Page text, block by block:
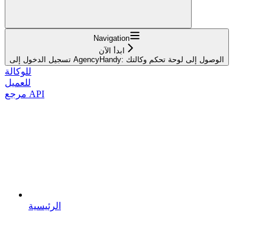
Navigation
ابدأ الآن
تسجيل الدخول إلى AgencyHandy: الوصول إلى لوحة تحكم وكالتك
للوكالة
للعميل
مرجع API
الرئيسية